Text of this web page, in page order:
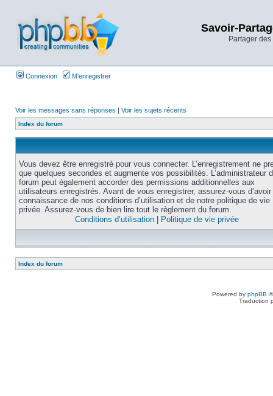
Savoir-
Partager
Connexion M’enregistrer
Voir les messages sans réponses | Voir les sujets récents
Index du forum
Vous devez être enregistré pour vous connecter. L’enregistrement ne
que quelques secondes et augmente vos possibilités. L’administrateur
forum peut également accorder des permissions additionnelles aux
utilisateurs enregistrés. Avant de vous enregistrer, assurez-vous
connaissance de nos conditions d’utilisation et de notre politique de vie
privée. Assurez-vous de bien lire tout le règlement du forum.
Conditions d’utilisation
Politique de vie privée
Index du forum
Powered by phpBB
Traduction